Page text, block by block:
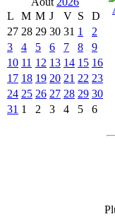
L
M M J V S
D
27 28 29 30 31 1
2
3
4 5 6 7 8
9
10 11 12 13 14 15 16
17 18 19 20 21 22 23
24 25 26 27 28 29 30
31 1 2 3 4 5 6